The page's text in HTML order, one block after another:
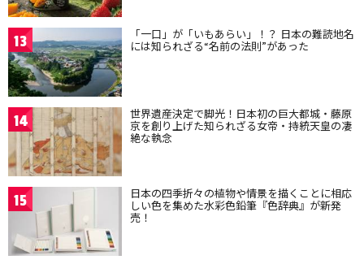
13 「一口」が「いもあらい」！？ 日本の難読地名
には知られざる“名前の法則”があった
14 世界遺産決定で脚光！日本初の巨大都城・藤原
京を創り上げた知られざる女帝・持統天皇の凄
絶な執念
15 日本の四季折々の植物や情景を描くことに相応
しい色を集めた水彩色鉛筆『色辞典』が新発
売！